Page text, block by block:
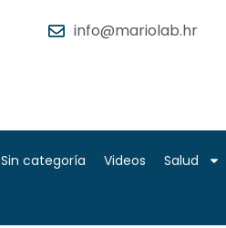
info@mariolab.hr
Sin categoría Videos Salud